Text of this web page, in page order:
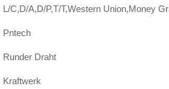
L/C,D/A,D/P,T/T,Western Union,Money
Pntech
Runder Draht
Kraftwerk